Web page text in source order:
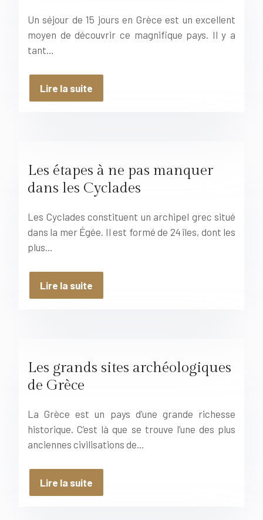
Un séjour de 15 jours en Grèce est un excellent
moyen de découvrir ce magnifique pays. Il y a
tant…
Lire la suite
Les étapes à ne pas manquer
dans les Cyclades
Les Cyclades constituent un archipel grec situé
dans la mer Égée. Il est formé de 24 îles, dont les
plus…
Lire la suite
Les grands sites archéologiques
de Grèce
La Grèce est un pays d’une grande richesse
historique. C’est là que se trouve l’une des plus
anciennes civilisations de…
Lire la suite